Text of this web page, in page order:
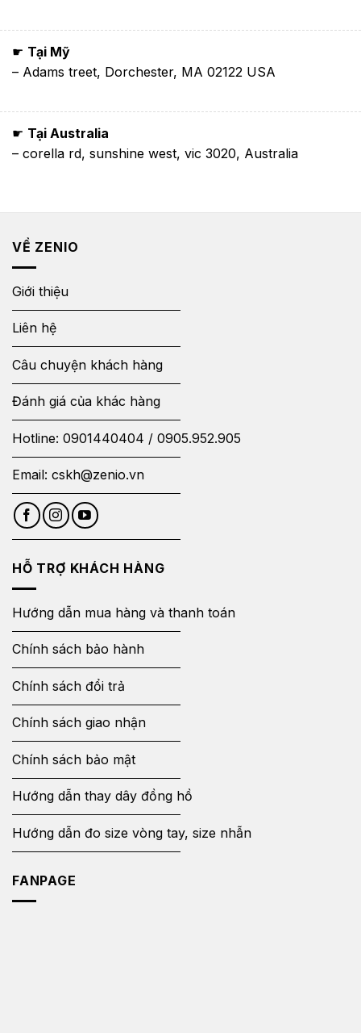
☛ Tại Mỹ
– Adams treet, Dorchester, MA 02122 USA
☛ Tại Australia
– corella rd, sunshine west, vic 3020, Australia
VỀ ZENIO
Giới thiệu
Liên hệ
Câu chuyện khách hàng
Đánh giá của khác hàng
Hotline: 0901440404 / 0905.952.905
Email: cskh@zenio.vn
HỖ TRỢ KHÁCH HÀNG
Hướng dẫn mua hàng và thanh toán
Chính sách bảo hành
Chính sách đổi trả
Chính sách giao nhận
Chính sách bảo mật
Hướng dẫn thay dây đồng hồ
Hướng dẫn đo size vòng tay, size nhẫn
FANPAGE